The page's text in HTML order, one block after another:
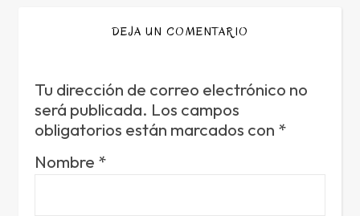
DEJA UN COMENTARIO
Tu dirección de correo electrónico no
será publicada. Los campos
obligatorios están marcados con *
Nombre *